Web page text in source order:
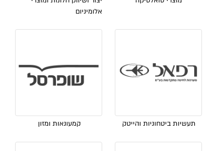
אלומיניום
תעשיות ביטחוניות והייטק קמעונאות ומזון